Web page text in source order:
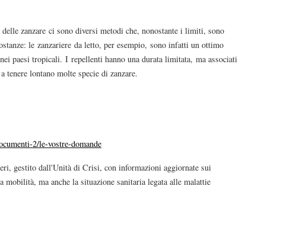
zanzare ci sono diversi metodi che, nonostante i limiti, sono
le zanzariere da letto, per esempio, sono infatti un ottimo
paesi tropicali. I repellenti hanno una durata limitata, ma associati
tenere lontano molte specie di zanzare.
2/le-vostre-domande
gestito dall'Unità di Crisi, con informazioni aggiornate sui
ma anche la situazione sanitaria legata alle malattie